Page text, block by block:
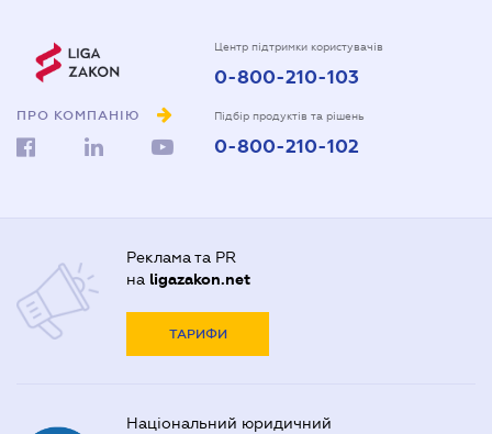
ПРО КОМПАНІЮ
Центр підтримки користувачів
0-800-210-103
Підбір продуктів та рішень
0-800-210-102
Реклама та PR
на ligazakon.net
ТАРИФИ
Національний юридичний